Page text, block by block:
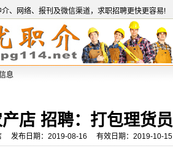
、网络、报刊及微信渠道，求职招聘更快更容易!
息
店 招聘：打包理货员
发布日期：2019-08-16 有效日期：2019-10-15